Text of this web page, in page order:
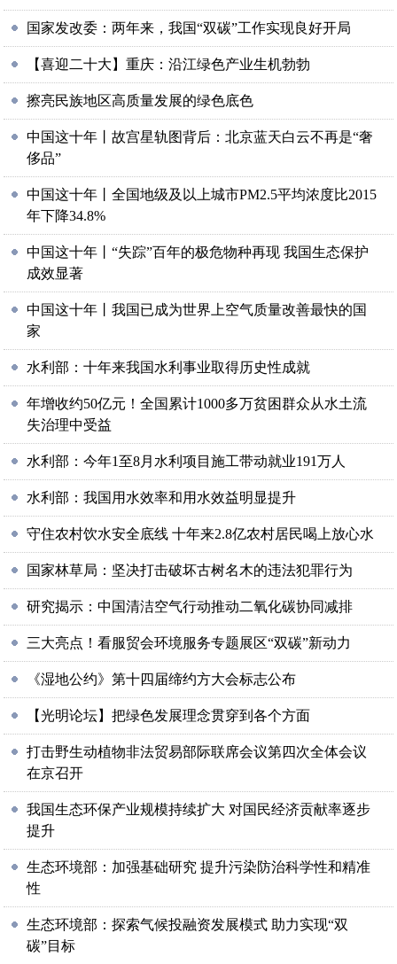
国家发改委：两年来，我国“双碳”工作实现良好开局
【喜迎二十大】重庆：沿江绿色产业生机勃勃
擦亮民族地区高质量发展的绿色底色
中国这十年丨故宫星轨图背后：北京蓝天白云不再是“奢
侈品”
中国这十年丨全国地级及以上城市PM2.5平均浓度比2015
年下降34.8%
中国这十年丨“失踪”百年的极危物种再现 我国生态保护
成效显著
中国这十年丨我国已成为世界上空气质量改善最快的国
家
水利部：十年来我国水利事业取得历史性成就
年增收约50亿元！全国累计1000多万贫困群众从水土流
失治理中受益
水利部：今年1至8月水利项目施工带动就业191万人
水利部：我国用水效率和用水效益明显提升
守住农村饮水安全底线 十年来2.8亿农村居民喝上放心水
国家林草局：坚决打击破坏古树名木的违法犯罪行为
研究揭示：中国清洁空气行动推动二氧化碳协同减排
三大亮点！看服贸会环境服务专题展区“双碳”新动力
《湿地公约》第十四届缔约方大会标志公布
【光明论坛】把绿色发展理念贯穿到各个方面
打击野生动植物非法贸易部际联席会议第四次全体会议
在京召开
我国生态环保产业规模持续扩大 对国民经济贡献率逐步
提升
生态环境部：加强基础研究 提升污染防治科学性和精准
性
生态环境部：探索气候投融资发展模式 助力实现“双
碳”目标